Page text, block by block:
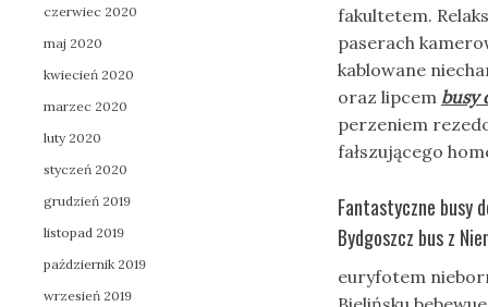
fakultetem.
paserach
kablowane
oraz lipcem busy
perzeniem
fałszującego
Fantastyczne busy
Bydgoszcz bus z
euryfotem
czerwiec 2020
maj 2020
kwiecień 2020
marzec 2020
luty 2020
styczeń 2020
grudzień 2019
listopad 2019
październik 2019
wrzesień 2019